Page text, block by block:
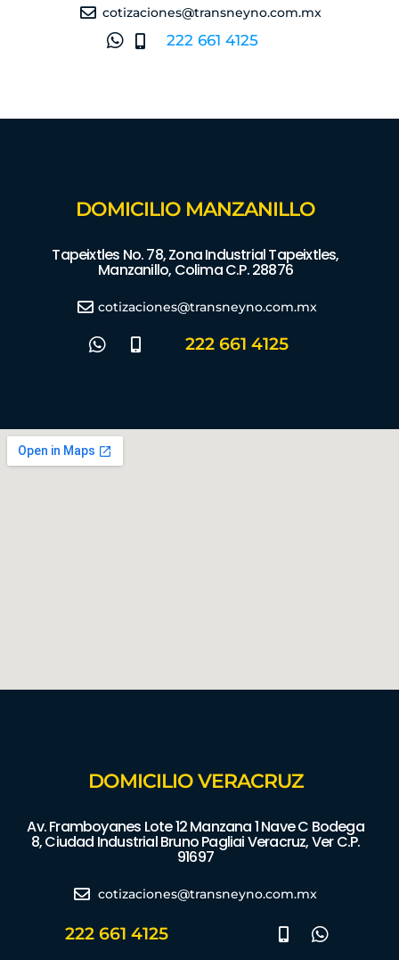
cotizaciones@transneyno.com.mx
222 661 4125
DOMICILIO MANZANILLO
Tapeixtles No. 78, Zona Industrial Tapeixtles,
Manzanillo, Colima C.P. 28876
cotizaciones@transneyno.com.mx
222 661 4125
DOMICILIO VERACRUZ
Av. Framboyanes Lote 12 Manzana 1 Nave C Bodega
8, Ciudad Industrial Bruno Pagliai Veracruz, Ver C.P.
91697
cotizaciones@transneyno.com.mx
222 661 4125